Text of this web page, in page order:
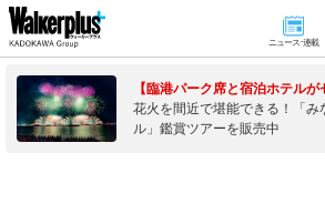
ニュース･連載
【臨港パーク席と宿泊ホテルが
花火を間近で堪能できる！「
ル」鑑賞ツアーを販売中